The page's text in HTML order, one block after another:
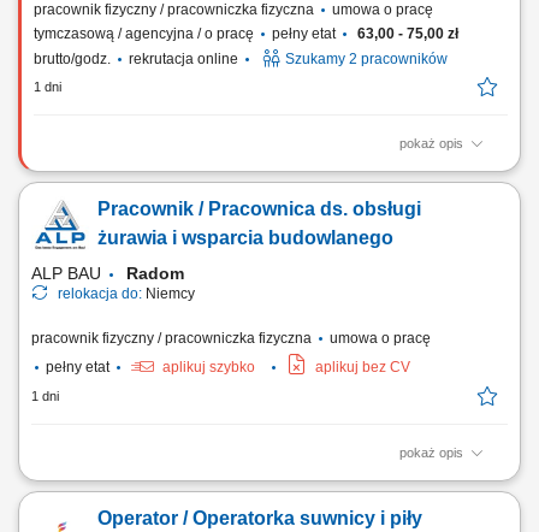
pracownik fizyczny / pracowniczka fizyczna
umowa o pracę
tymczasową / agencyjna / o pracę
pełny etat
63,00 - 75,00 zł
brutto/godz.
rekrutacja online Szukamy 2 pracowników
1 dni
pokaż opis
Zakres obowiązków: Przygotowywanie produktów i półproduktów do
spożywczych. Obsługa linii produkcyjnej oraz urządzeń
wykorzystywanych podczas produkcji. Monitorowanie jakości
Pracownik / Pracownica ds. obsługi
żurawia i wsparcia budowlanego
ALP BAU Radom
relokacja do: Niemcy
pracownik fizyczny / pracowniczka fizyczna
umowa o pracę
pełny etat
aplikuj szybko aplikuj bez CV
1 dni
pokaż opis
Opis stanowiska prowadzenie żurawia wieżowego podczas realizacji
pomocniczych w pobliżu maszyny, współpraca z zespołem w celu
Operator / Operatorka suwnicy i piły